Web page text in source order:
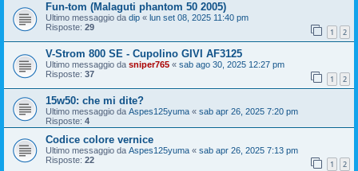
Fun-tom (Malaguti phantom 50 2005)
Ultimo messaggio da dip « lun set 08, 2025 11:40 pm
Risposte: 29 1 2
V-Strom 800 SE - Cupolino GIVI AF3125
Ultimo messaggio da sniper765 « sab ago 30, 2025 12:27 pm
Risposte: 37 1 2
15w50: che mi dite?
Ultimo messaggio da Aspes125yuma « sab apr 26, 2025 7:20 pm
Risposte: 4
Codice colore vernice
Ultimo messaggio da Aspes125yuma « sab apr 26, 2025 7:13 pm
Risposte: 22 1 2